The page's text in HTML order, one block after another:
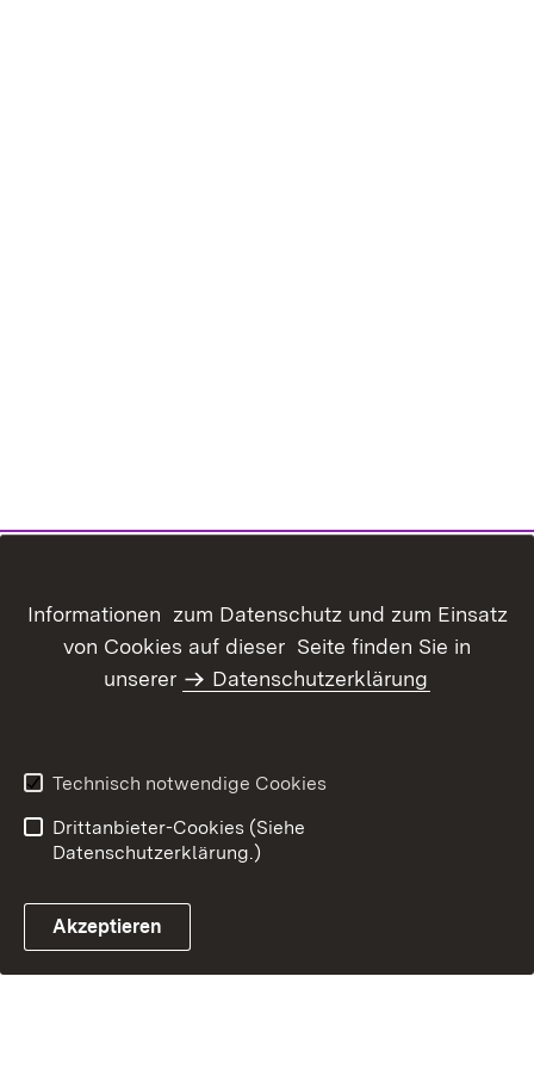
Barrierefreiheit
Benutzungshinweise
Impressum
Informationen zum Datenschutz und zum Einsatz
von Cookies auf dieser Seite finden Sie in
unserer
Datenschutzerklärung
Technisch notwendige Cookies
Drittanbieter-Cookies (Siehe
Datenschutzerklärung.)
Akzeptieren